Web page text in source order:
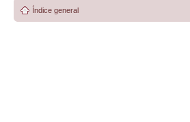
Índice general